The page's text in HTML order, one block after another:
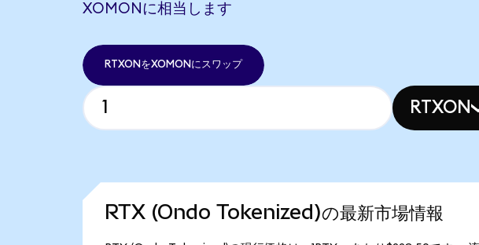
XOMONに相当します
RTXONをXOMONにスワップ
RTXON
RTX (Ondo Tokenized)の最新市場情報